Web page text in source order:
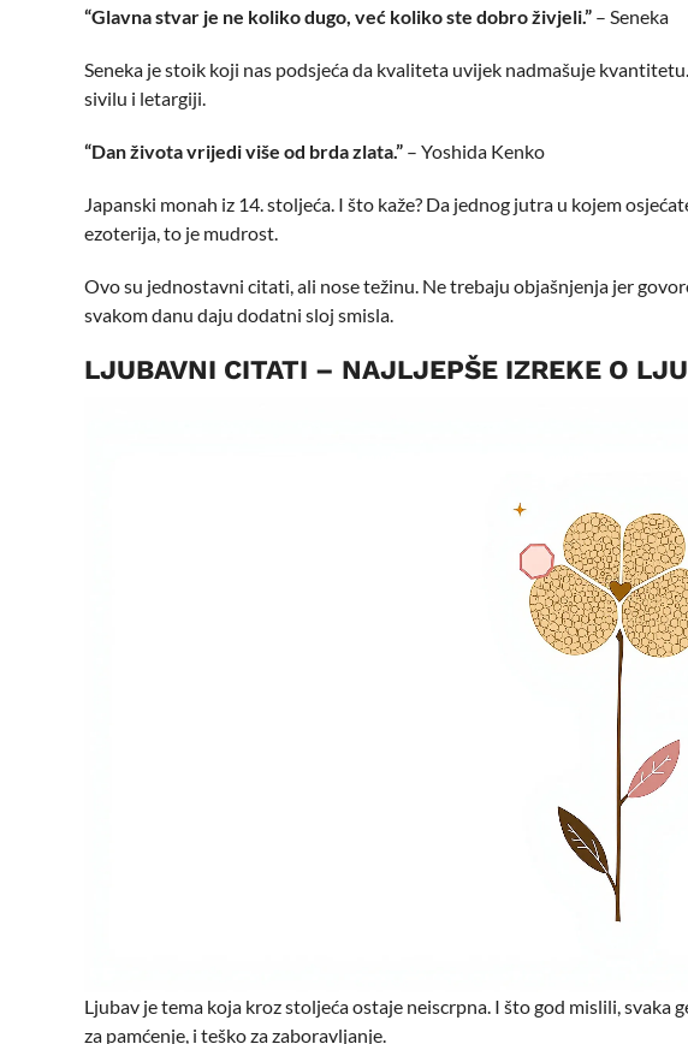
“Glavna stvar je ne koliko dugo, već koliko ste dobro živjeli.” – Seneka
Seneka je stoik koji nas podsjeća da kvaliteta uvijek nadmašuje
sivilu i letargiji.
“Dan života vrijedi više od brda zlata.” – Yoshida Kenko
Japanski monah iz 14. stoljeća. I što kaže? Da jednog jutra u kojem
ezoterija, to je mudrost.
Ovo su jednostavni citati, ali nose težinu. Ne trebaju objašnjenja jer
svakom danu daju dodatni sloj smisla.
LJUBAVNI CITATI – NAJLJEPŠE IZREKE O
Ljubav je tema koja kroz stoljeća ostaje neiscrpna. I što god mislili,
za pamćenje, i teško za zaboravljanje.